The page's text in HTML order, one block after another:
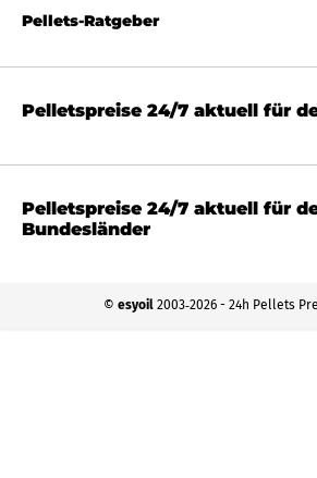
Pellets-Ratgeber
Pelletspreise 24/7 aktuell für
Pelletspreise 24/7 aktuell für
Bundesländer
© esyoil 2003‐2026 - 24h Pellets